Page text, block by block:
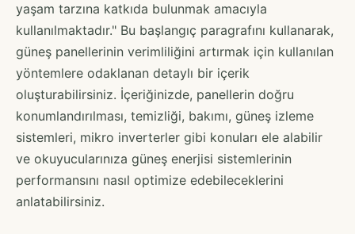
yaşam tarzına katkıda bulunmak amacıyla
kullanılmaktadır." Bu başlangıç paragrafını kullanarak,
güneş panellerinin verimliliğini artırmak için kullanılan
yöntemlere odaklanan detaylı bir içerik
oluşturabilirsiniz. İçeriğinizde, panellerin doğru
konumlandırılması, temizliği, bakımı, güneş izleme
sistemleri, mikro inverterler gibi konuları ele alabilir
ve okuyucularınıza güneş enerjisi sistemlerinin
performansını nasıl optimize edebileceklerini
anlatabilirsiniz.